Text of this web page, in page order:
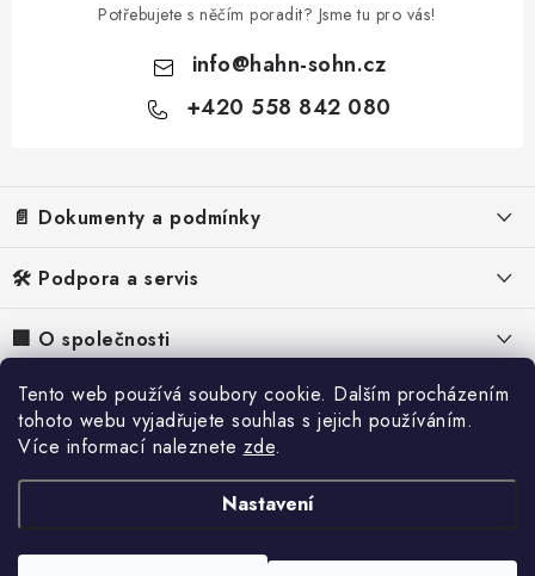
Tento web používá soubory cookie. Dalším procházením
tohoto webu vyjadřujete souhlas s jejich používáním.
Více informací naleznete zde.
Nastavení
Potřebujete s něčím poradit? Jsme tu pro vás!
info@hahn-sohn.cz
+420 558 842 080
📄 Dokumenty a podmínky
Právní informace
Ochrana osobních údajů
Zásady používání cookies
Odstoupení od smlouvy
Doprava a platba
Zpětný odběr elektrozařízení
🛠️ Podpora a servis
FAQ – Často kladené otázky
Návody k odvlhčovačům
Reklamace
Poškození při přepravě
🏢 O společnosti
O nás
Proč Hahn & Sohn
Kontakty
Pracovní nabídky
📰 Inspirace a obsah
Reference